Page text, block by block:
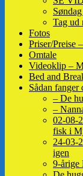
Tag ud
Fotos
Priser/Preise
Omtale
Videoklip –
Bed and
Sådan fanger
– De
–
02-08-
fisk i
24-03-
igen
9-årige